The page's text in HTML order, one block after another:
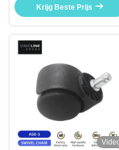
draaiende stoel Wiel vervanging
Krijg Beste Prijs